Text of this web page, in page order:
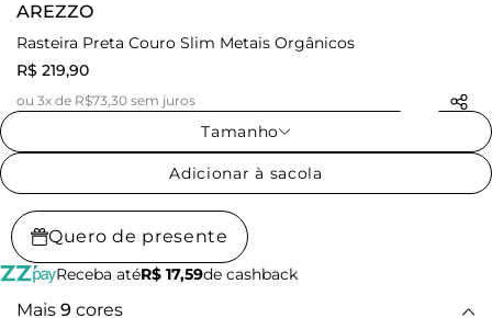
AREZZO
Rasteira Preta Couro Slim Metais Orgânicos
R$ 219,90
ou 3x de R$73,30 sem juros
Tamanho
Adicionar à sacola
Quero de presente
Receba atéR$ 17,59de cashback
Mais 9 cores